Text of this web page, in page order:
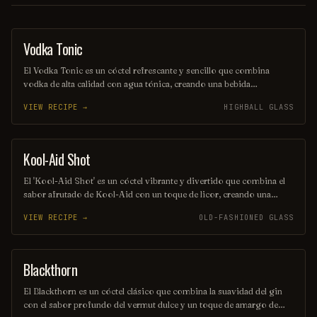
COCKTAIL
Vodka Tonic
El Vodka Tonic es un cóctel refrescante y sencillo que combina
vodka de alta calidad con agua tónica, creando una bebida
adornado con una rodaja de limón o lima, lo que realza su sabor y
aroma. Ideal para cualquier ocasión, es una opción popular entre los
amantes de los cócteles.
VIEW RECIPE → HIGHBALL GLASS
SHOT
Kool-Aid Shot
El 'Kool-Aid Shot' es un cóctel vibrante y divertido que combina el
sabor afrutado de Kool-Aid con un toque de licor, creando una
reuniones, este trago es fácil de preparar y seguro que alegrará el
ambiente. ¡Disfrútalo frío y comparte la diversión!
VIEW RECIPE → OLD-FASHIONED GLASS
ORDINARY DRINK
Blackthorn
El Blackthorn es un cóctel clásico que combina la suavidad del gin
con el sabor profundo del vermut dulce y un toque de amargo de